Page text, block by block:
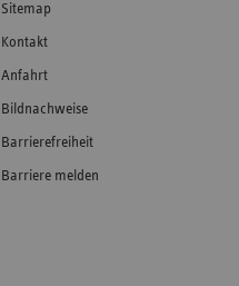
Sitemap
Kontakt
Anfahrt
Bildnachweise
Barrierefreiheit
Barriere melden